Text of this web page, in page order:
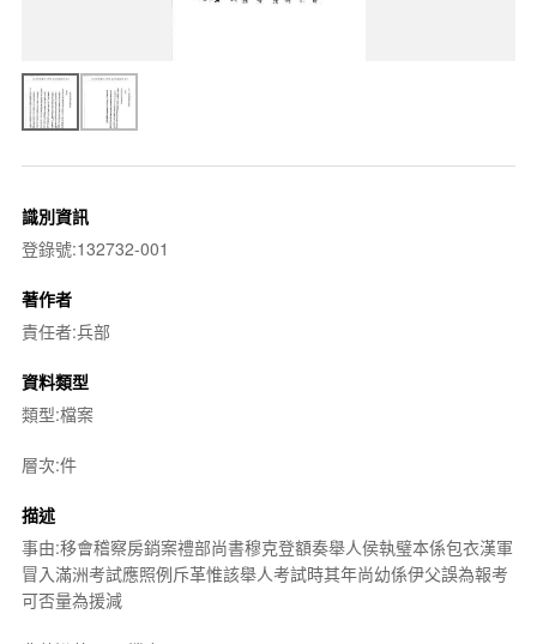
識別資訊
登錄號:132732-001
著作者
責任者:兵部
資料類型
類型:檔案
層次:件
描述
事由:移會稽察房銷案禮部尚書穆克登額奏舉人侯執璧本係包衣漢軍
冒入滿洲考試應照例斥革惟該舉人考試時其年尚幼係伊父誤為報考
可否量為援減